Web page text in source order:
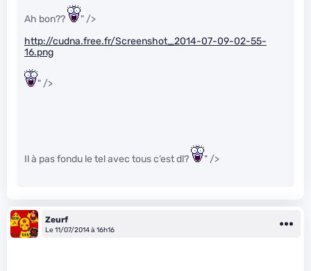
Ah bon??
" />
http://cudna.free.fr/Screenshot_2014-07-09-02-55-
16.png
" />
Il à pas fondu le tel avec tous c’est dl? " />
Zeurf
Le 11/07/2014 à 16h16